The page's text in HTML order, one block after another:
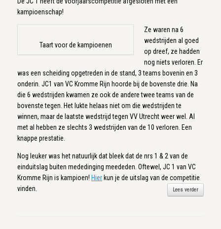
kampioenschap!
Taart voor de kampioenen
Ze waren na 6
wedstrijden al goed
op dreef, ze hadden
nog niets verloren. Er
was een scheiding opgetreden in de stand, 3 teams bovenin en 3
onderin. JC1 van VC Kromme Rijn hoorde bij de bovenste drie. Na
die 6 wedstrijden kwamen ze ook de andere twee teams van de
bovenste tegen. Het lukte helaas niet om die wedstrijden te
winnen, maar de laatste wedstrijd tegen VV Utrecht weer wel. Al
met al hebben ze slechts 3 wedstrijden van de 10 verloren. Een
knappe prestatie.
Nog leuker was het natuurlijk dat bleek dat de nrs 1 & 2 van de
einduitslag buiten mededinging meededen. Oftewel, JC 1 van VC
Kromme Rijn is kampioen! Hier kun je de uitslag van de competitie
vinden.
Lees verder